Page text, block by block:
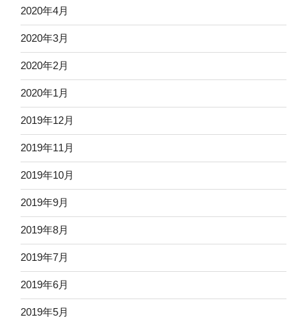
2020年4月
2020年3月
2020年2月
2020年1月
2019年12月
2019年11月
2019年10月
2019年9月
2019年8月
2019年7月
2019年6月
2019年5月